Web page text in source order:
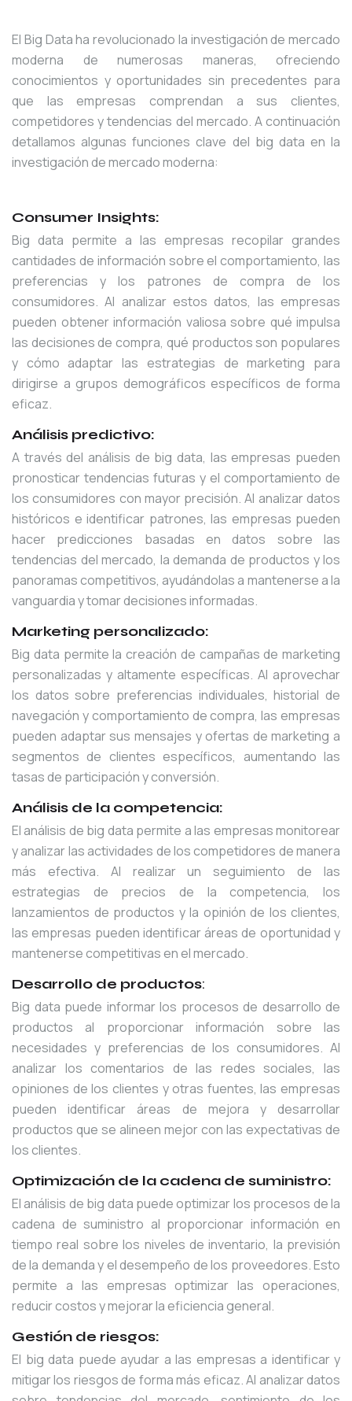
El Big Data ha revolucionado la investigación de mercado
moderna de numerosas maneras, ofreciendo
conocimientos y oportunidades sin precedentes para
que las empresas comprendan a sus clientes,
competidores y tendencias del mercado. A continuación
detallamos algunas funciones clave del big data en la
investigación de mercado moderna:
Consumer Insights:
Big data permite a las empresas recopilar grandes
cantidades de información sobre el comportamiento, las
preferencias y los patrones de compra de los
consumidores. Al analizar estos datos, las empresas
pueden obtener información valiosa sobre qué impulsa
las decisiones de compra, qué productos son populares
y cómo adaptar las estrategias de marketing para
dirigirse a grupos demográficos específicos de forma
eficaz.
Análisis predictivo:
A través del análisis de big data, las empresas pueden
pronosticar tendencias futuras y el comportamiento de
los consumidores con mayor precisión. Al analizar datos
históricos e identificar patrones, las empresas pueden
hacer predicciones basadas en datos sobre las
tendencias del mercado, la demanda de productos y los
panoramas competitivos, ayudándolas a mantenerse a la
vanguardia y tomar decisiones informadas.
Marketing personalizado:
Big data permite la creación de campañas de marketing
personalizadas y altamente específicas. Al aprovechar
los datos sobre preferencias individuales, historial de
navegación y comportamiento de compra, las empresas
pueden adaptar sus mensajes y ofertas de marketing a
segmentos de clientes específicos, aumentando las
tasas de participación y conversión.
Análisis de la competencia:
El análisis de big data permite a las empresas monitorear
y analizar las actividades de los competidores de manera
más efectiva. Al realizar un seguimiento de las
estrategias de precios de la competencia, los
lanzamientos de productos y la opinión de los clientes,
las empresas pueden identificar áreas de oportunidad y
mantenerse competitivas en el mercado.
Desarrollo de productos:
Big data puede informar los procesos de desarrollo de
productos al proporcionar información sobre las
necesidades y preferencias de los consumidores. Al
analizar los comentarios de las redes sociales, las
opiniones de los clientes y otras fuentes, las empresas
pueden identificar áreas de mejora y desarrollar
productos que se alineen mejor con las expectativas de
los clientes.
Optimización de la cadena de suministro:
El análisis de big data puede optimizar los procesos de la
cadena de suministro al proporcionar información en
tiempo real sobre los niveles de inventario, la previsión
de la demanda y el desempeño de los proveedores. Esto
permite a las empresas optimizar las operaciones,
reducir costos y mejorar la eficiencia general.
Gestión de riesgos:
El big data puede ayudar a las empresas a identificar y
mitigar los riesgos de forma más eficaz. Al analizar datos